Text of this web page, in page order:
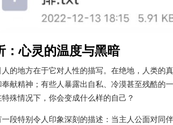
：心灵的温度与黑暗
的地方在于它对人性的描写。在绝地，人类的
献精神；有些人暴露出自私、冷漠甚至残酷的
殊情况下，你会变成什么样的自己？
段特别令人印象深刻的描述：当主人公面对同